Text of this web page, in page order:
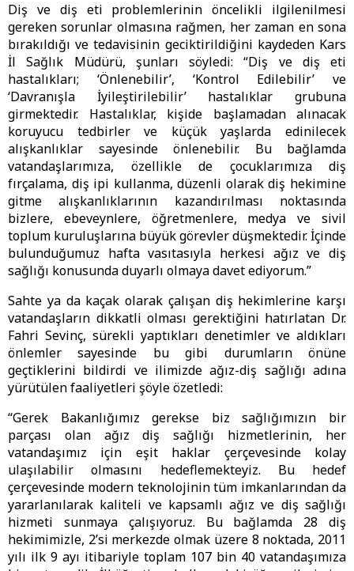
Diş ve diş eti problemlerinin öncelikli ilgilenilmesi
gereken sorunlar olmasına rağmen, her zaman en sona
bırakıldığı ve tedavisinin geciktirildiğini kaydeden Kars
İl Sağlık Müdürü, şunları söyledi: “Diş ve diş eti
hastalıkları; ‘Önlenebilir’, ‘Kontrol Edilebilir’ ve
‘Davranışla İyileştirilebilir’ hastalıklar grubuna
girmektedir. Hastalıklar, kişide başlamadan alınacak
koruyucu tedbirler ve küçük yaşlarda edinilecek
alışkanlıklar sayesinde önlenebilir. Bu bağlamda
vatandaşlarımıza, özellikle de çocuklarımıza diş
fırçalama, diş ipi kullanma, düzenli olarak diş hekimine
gitme alışkanlıklarının kazandırılması noktasında
bizlere, ebeveynlere, öğretmenlere, medya ve sivil
toplum kuruluşlarına büyük görevler düşmektedir. İçinde
bulunduğumuz hafta vasıtasıyla herkesi ağız ve diş
sağlığı konusunda duyarlı olmaya davet ediyorum.”
Sahte ya da kaçak olarak çalışan diş hekimlerine karşı
vatandaşların dikkatli olması gerektiğini hatırlatan Dr.
Fahri Sevinç, sürekli yaptıkları denetimler ve aldıkları
önlemler sayesinde bu gibi durumların önüne
geçtiklerini bildirdi ve ilimizde ağız-diş sağlığı adına
yürütülen faaliyetleri şöyle özetledi:
“Gerek Bakanlığımız gerekse biz sağlığımızın bir
parçası olan ağız diş sağlığı hizmetlerinin, her
vatandaşımız için eşit haklar çerçevesinde kolay
ulaşılabilir olmasını hedeflemekteyiz. Bu hedef
çerçevesinde modern teknolojinin tüm imkanlarından da
yararlanılarak kaliteli ve kapsamlı ağız ve diş sağlığı
hizmeti sunmaya çalışıyoruz. Bu bağlamda 28 diş
hekimimizle, 2’si merkezde olmak üzere 8 noktada, 2011
yılı ilk 9 ayı itibariyle toplam 107 bin 40 vatandaşımıza